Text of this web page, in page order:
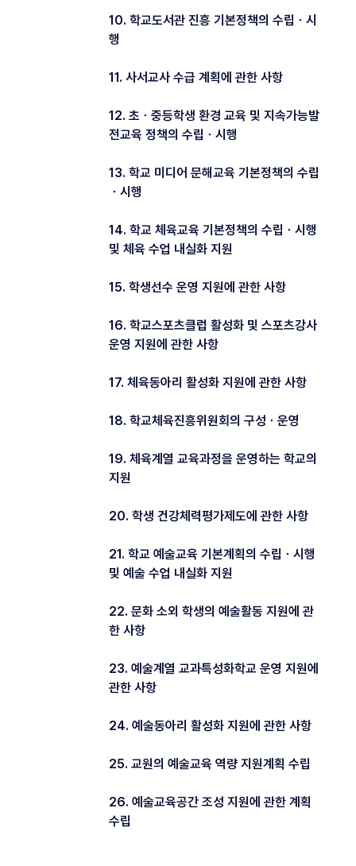
10. 학교도서관 진흥 기본정책의 수립ㆍ시
행
11. 사서교사 수급 계획에 관한 사항
12. 초ㆍ중등학생 환경 교육 및 지속가능발
전교육 정책의 수립ㆍ시행
13. 학교 미디어 문해교육 기본정책의 수립
ㆍ시행
14. 학교 체육교육 기본정책의 수립ㆍ시행
및 체육 수업 내실화 지원
15. 학생선수 운영 지원에 관한 사항
16. 학교스포츠클럽 활성화 및 스포츠강사
운영 지원에 관한 사항
17. 체육동아리 활성화 지원에 관한 사항
18. 학교체육진흥위원회의 구성ㆍ운영
19. 체육계열 교육과정을 운영하는 학교의
지원
20. 학생 건강체력평가제도에 관한 사항
21. 학교 예술교육 기본계획의 수립ㆍ시행
및 예술 수업 내실화 지원
22. 문화 소외 학생의 예술활동 지원에 관
한 사항
23. 예술계열 교과특성화학교 운영 지원에
관한 사항
24. 예술동아리 활성화 지원에 관한 사항
25. 교원의 예술교육 역량 지원계획 수립
26. 예술교육공간 조성 지원에 관한 계획
수립